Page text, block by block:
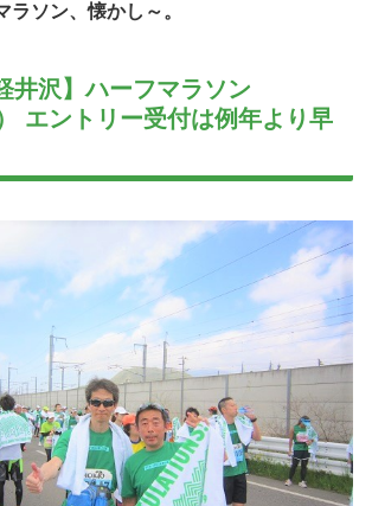
ラソン、懐かし～。
井沢】ハーフマラソン
エントリー受付は例年より早